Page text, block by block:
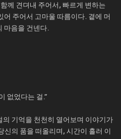
께 견뎌내 주어서, 빠르게 변하는
주어서 고마울 따름이다. 곁에 머
마음을 건넨다.
없었다는 걸.”
기억을 천천히 열어보며 이야기가
의 품을 떠올리며, 시간이 흘러 이